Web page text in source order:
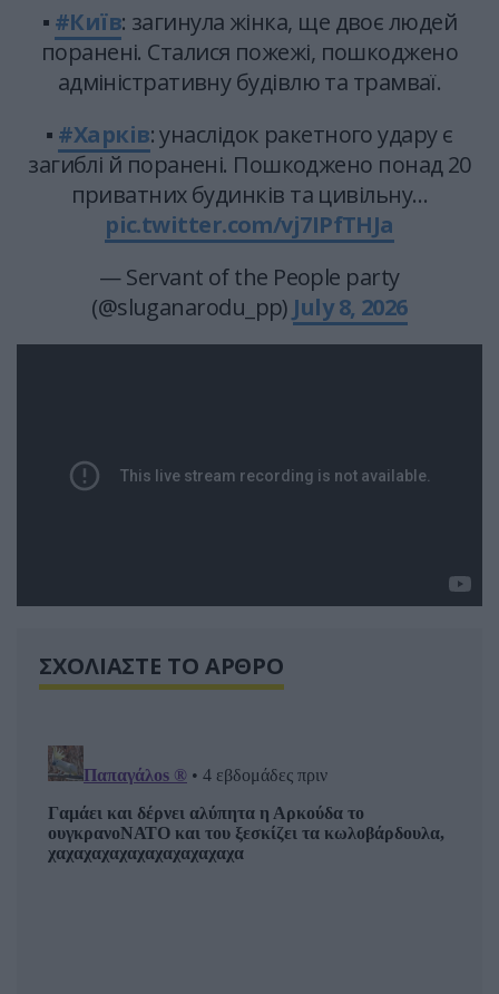
▪️ #Київ: загинула жінка, ще двоє людей
поранені. Сталися пожежі, пошкоджено
адміністративну будівлю та трамваї.
▪️ #Харків: унаслідок ракетного удару є
загиблі й поранені. Пошкоджено понад 20
приватних будинків та цивільну…
pic.twitter.com/vj7IPfTHJa
— Servant of the People party
(@sluganarodu_pp) July 8, 2026
ΣΧΟΛΙΑΣΤΕ ΤΟ ΑΡΘΡΟ